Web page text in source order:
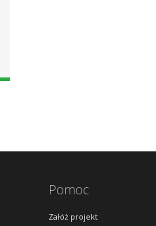
Pomoc
Załóż projekt